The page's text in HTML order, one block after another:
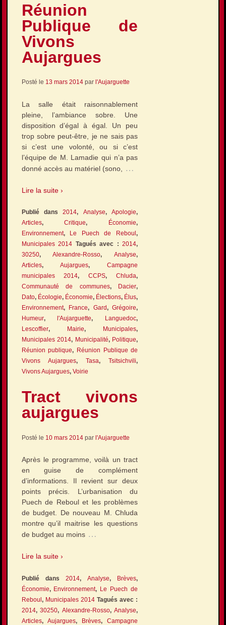
Réunion
Publique de
Vivons
Aujargues
Posté le 13 mars 2014par l'Aujarguette
La salle était raisonnablement
pleine, l’ambiance sobre. Une
disposition d’égal à égal. Un peu
trop sobre peut-être, je ne sais pas
si c’est une volonté, ou si c’est
l’équipe de M. Lamadie qui n’a pas
donné accès au matériel (sono,
…
Lire la suite ›
Publié dans2014, Analyse,Apologie,
Articles,Critique, Économie,
Environnement, Le Puech de Reboul,
Municipales 2014 Tagués avec :2014,
30250,Alexandre-Rosso,Analyse,
Articles,Aujargues,Campagne
municipales 2014,CCPS,Chluda,
Communauté de communes, Dacier,
Dato, Écologie, Économie, Élections, Élus,
Environnement, France, Gard,Grégoire,
Humeur, l'Aujarguette, Languedoc,
Lescoffier, Mairie, Municipales,
Municipales 2014, Municipalité, Politique,
Réunion publique, Réunion Publique de
Vivons Aujargues, Tasa,Tsitsichvili,
Vivons Aujargues, Voirie
Tract vivons
aujargues
Posté le 10 mars 2014par l'Aujarguette
Après le programme, voilà un tract
en guise de complément
d’informations. Il revient sur deux
points précis. L’urbanisation du
Puech de Reboul et les problèmes
de budget. De nouveau M. Chluda
montre qu’il maitrise les questions
de budget au moins …
Lire la suite ›
Publié dans 2014, Analyse, Brèves,
Économie, Environnement, Le Puech de
Reboul, Municipales 2014Tagués avec :
2014,30250, Alexandre-Rosso,Analyse,
Articles,Aujargues, Brèves,Campagne